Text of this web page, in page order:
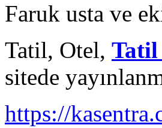
Faruk usta ve
Tatil, Otel, Tatil
sitede
https://